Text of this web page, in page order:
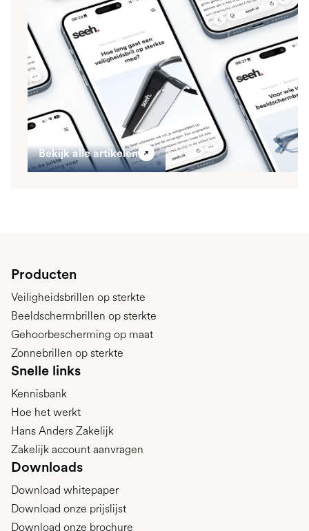
Bekijk alle artikelen
Producten
Veiligheidsbrillen op sterkte
Beeldschermbrillen op sterkte
Gehoorbescherming op maat
Zonnebrillen op sterkte
Snelle links
Kennisbank
Hoe het werkt
Hans Anders Zakelijk
Zakelijk account aanvragen
Downloads
Download whitepaper
Download onze prijslijst
Download onze brochure